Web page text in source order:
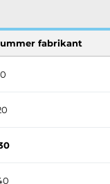
fabrikant